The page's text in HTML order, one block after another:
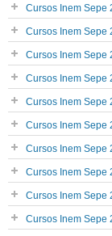
Cursos Inem Sepe
Cursos Inem Sepe
Cursos Inem Sepe
Cursos Inem Sepe
Cursos Inem Sepe
Cursos Inem Sepe
Cursos Inem Sepe
Cursos Inem Sepe
Cursos Inem Sepe
Cursos Inem Sepe